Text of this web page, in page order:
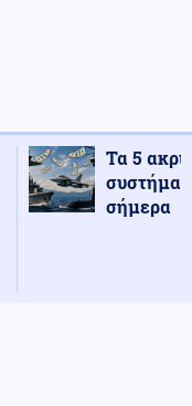
Τα 5
σήμερα